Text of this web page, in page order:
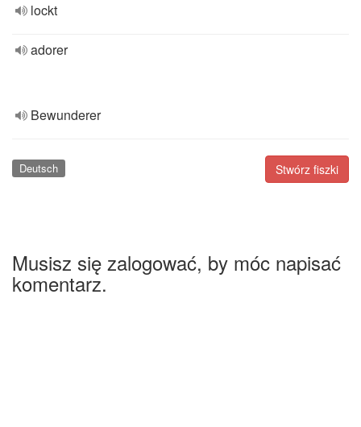
lockt
adorer
Bewunderer
Stwórz fiszki
Deutsch
Musisz się zalogować, by móc napisać
komentarz.